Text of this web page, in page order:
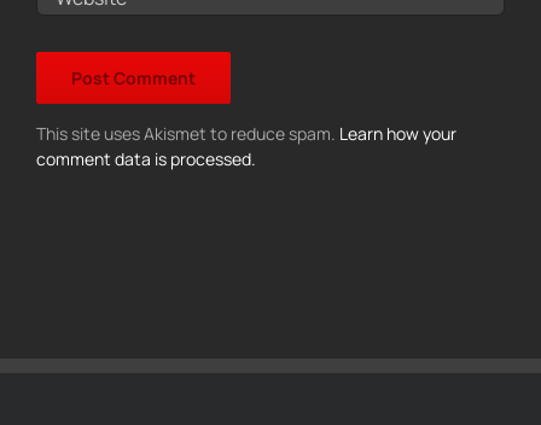
This site uses Akismet to reduce spam. Learn how your
comment data is processed.